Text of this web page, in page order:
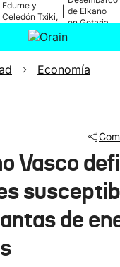
Edurne y
Celedón Txiki,
en directo
de Elkano
en Getaria
Actualidad
Ikusmiran
Eguraldia
Economía
Vasco
de